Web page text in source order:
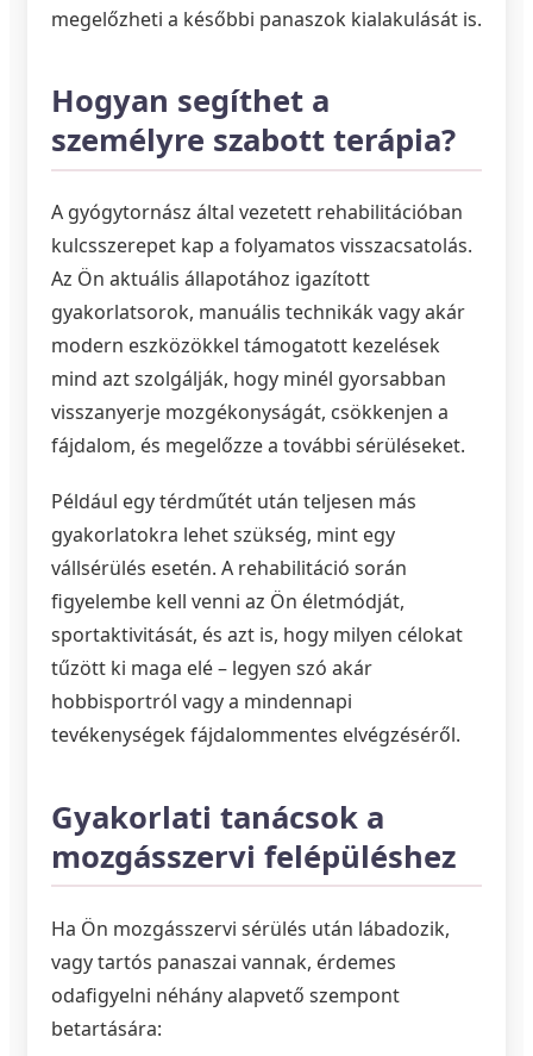
megelőzheti a későbbi panaszok kialakulását is.
Hogyan segíthet a
személyre szabott terápia?
A gyógytornász által vezetett rehabilitációban
kulcsszerepet kap a folyamatos visszacsatolás.
Az Ön aktuális állapotához igazított
gyakorlatsorok, manuális technikák vagy akár
modern eszközökkel támogatott kezelések
mind azt szolgálják, hogy minél gyorsabban
visszanyerje mozgékonyságát, csökkenjen a
fájdalom, és megelőzze a további sérüléseket.
Például egy térdműtét után teljesen más
gyakorlatokra lehet szükség, mint egy
vállsérülés esetén. A rehabilitáció során
figyelembe kell venni az Ön életmódját,
sportaktivitását, és azt is, hogy milyen célokat
tűzött ki maga elé – legyen szó akár
hobbisportról vagy a mindennapi
tevékenységek fájdalommentes elvégzéséről.
Gyakorlati tanácsok a
mozgásszervi felépüléshez
Ha Ön mozgásszervi sérülés után lábadozik,
vagy tartós panaszai vannak, érdemes
odafigyelni néhány alapvető szempont
betartására: